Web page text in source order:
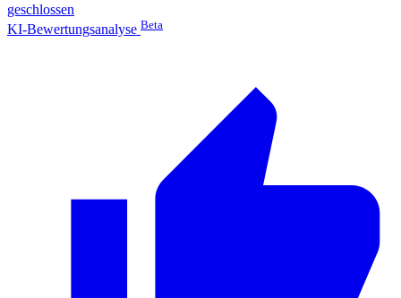
geschlossen
KI-Bewertungsanalyse Beta